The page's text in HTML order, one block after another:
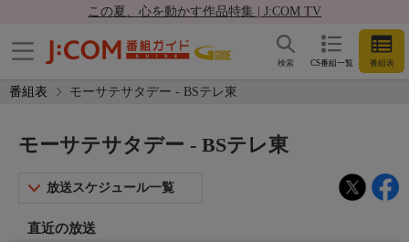
この夏、心を動かす作品特集 | J:COM TV
CS番組一覧 番組表
検索
番組表 モーサテサタデー - BSテレ東
モーサテサタデー - BSテレ東
放送スケジュール一覧
直近の放送